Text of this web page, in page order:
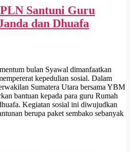
Santuni Guru
dan Dhuafa
bulan Syawal dimanfaatkan
kepedulian sosial. Dalam
Sumatera Utara bersama YBM
bantuan kepada para guru Rumah
Kegiatan sosial ini diwujudkan
berupa paket sembako sebanyak